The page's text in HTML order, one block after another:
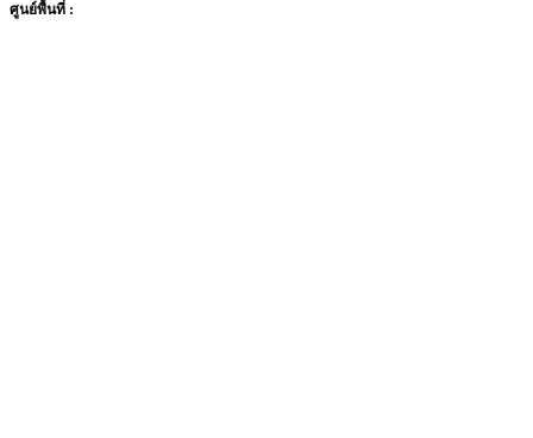
ศูนย์พื้นที่ :